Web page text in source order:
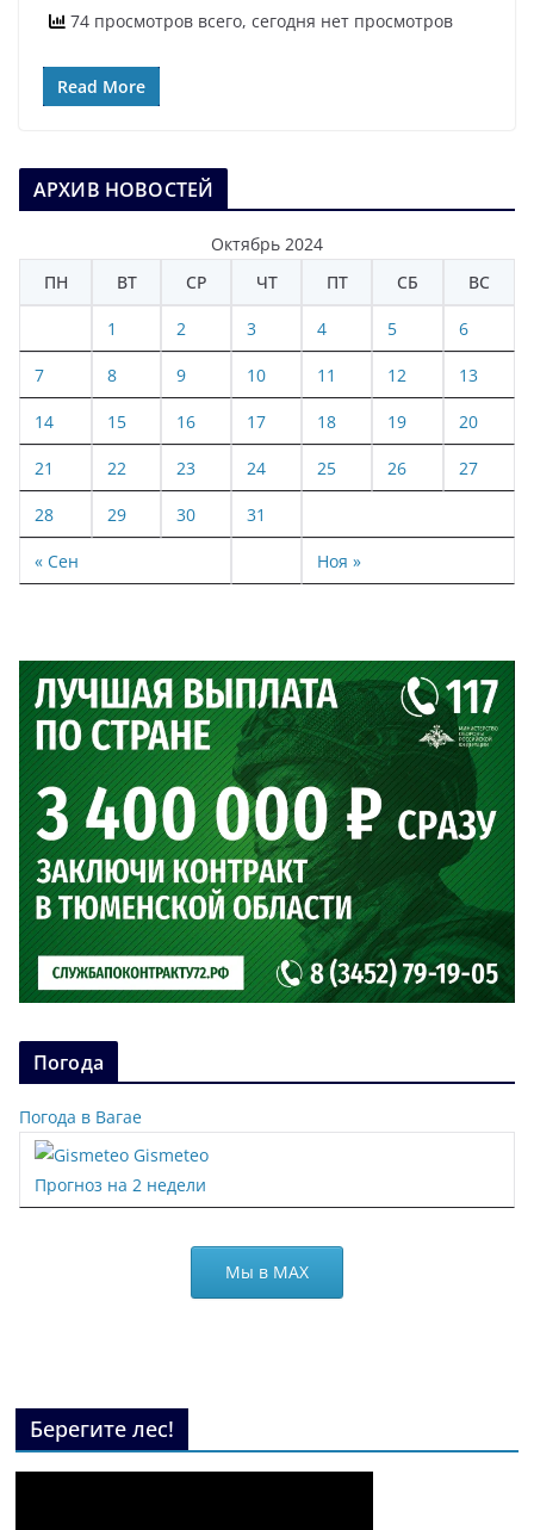
74 просмотров всего, сегодня нет просмотров
Read More
АРХИВ НОВОСТЕЙ
Октябрь 2024
ПН
ВТ СР ЧТ ПТ СБ ВС
« Сен Ноя »
1 2 3 4 5 6
7 8 9 10 11 12 13
14 15 16 17 18 19 20
21 22 23 24 25 26 27
28 29 30 31
Погода
Погода в Вагае
Gismeteo
Прогноз на 2 недели
Мы в МАХ
Берегите лес!